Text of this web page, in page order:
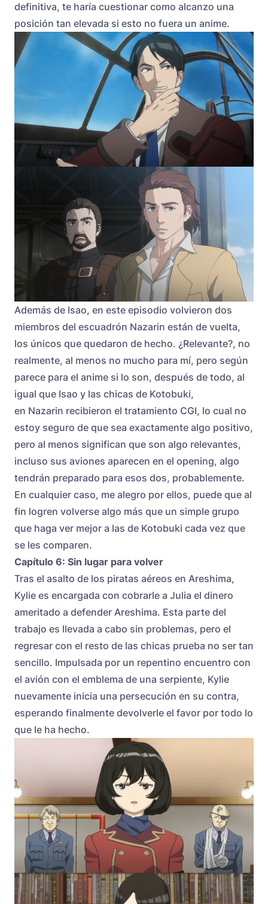
definitiva, te haría cuestionar como alcanzo una
posición tan elevada si esto no fuera un anime.
Además de Isao, en este episodio volvieron dos
miembros del escuadrón Nazarin están de vuelta,
los únicos que quedaron de hecho. ¿Relevante?, no
realmente, al menos no mucho para mí, pero según
parece para el anime si lo son, después de todo, al
igual que Isao y las chicas de Kotobuki,
en Nazarin recibieron el tratamiento CGI, lo cual no
estoy seguro de que sea exactamente algo positivo,
pero al menos significan que son algo relevantes,
incluso sus aviones aparecen en el opening, algo
tendrán preparado para esos dos, probablemente.
En cualquier caso, me alegro por ellos, puede que al
fin logren volverse algo más que un simple grupo
que haga ver mejor a las de Kotobuki cada vez que
se les comparen.
Capítulo 6: Sin lugar para volver
Tras el asalto de los piratas aéreos en Areshima,
Kylie es encargada con cobrarle a Julia el dinero
ameritado a defender Areshima. Esta parte del
trabajo es llevada a cabo sin problemas, pero el
regresar con el resto de las chicas prueba no ser tan
sencillo. Impulsada por un repentino encuentro con
el avión con el emblema de una serpiente, Kylie
nuevamente inicia una persecución en su contra,
esperando finalmente devolverle el favor por todo lo
que le ha hecho.